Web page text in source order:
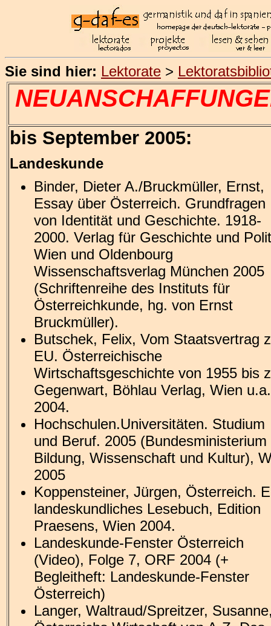
Sie sind hier: Lektorate >
bis September 2005:
Landeskunde
Binder, Dieter A./Bruckmüller, Ernst,
Essay über Österreich. Grundfragen
von Identität und Geschichte. 1918-
2000. Verlag für Geschichte und
Wien und Oldenbourg
Wissenschaftsverlag München 2005
(Schriftenreihe des Instituts für
Österreichkunde, hg. von Ernst
Bruckmüller).
Butschek, Felix, Vom Staatsvertrag
EU. Österreichische
Wirtschaftsgeschichte von 1955 bis
Gegenwart, Böhlau Verlag, Wien u.a.
2004.
Hochschulen.Universitäten. Studium
und Beruf. 2005 (Bundesministerium
Bildung, Wissenschaft und Kultur),
2005
Koppensteiner, Jürgen, Österreich.
landeskundliches Lesebuch, Edition
Praesens, Wien 2004.
Landeskunde-Fenster Österreich
(Video), Folge 7, ORF 2004 (+
Begleitheft: Landeskunde-Fenster
Österreich)
Langer, Waltraud/Spreitzer,